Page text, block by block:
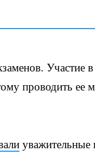
Участие
проводить ее
уважительные